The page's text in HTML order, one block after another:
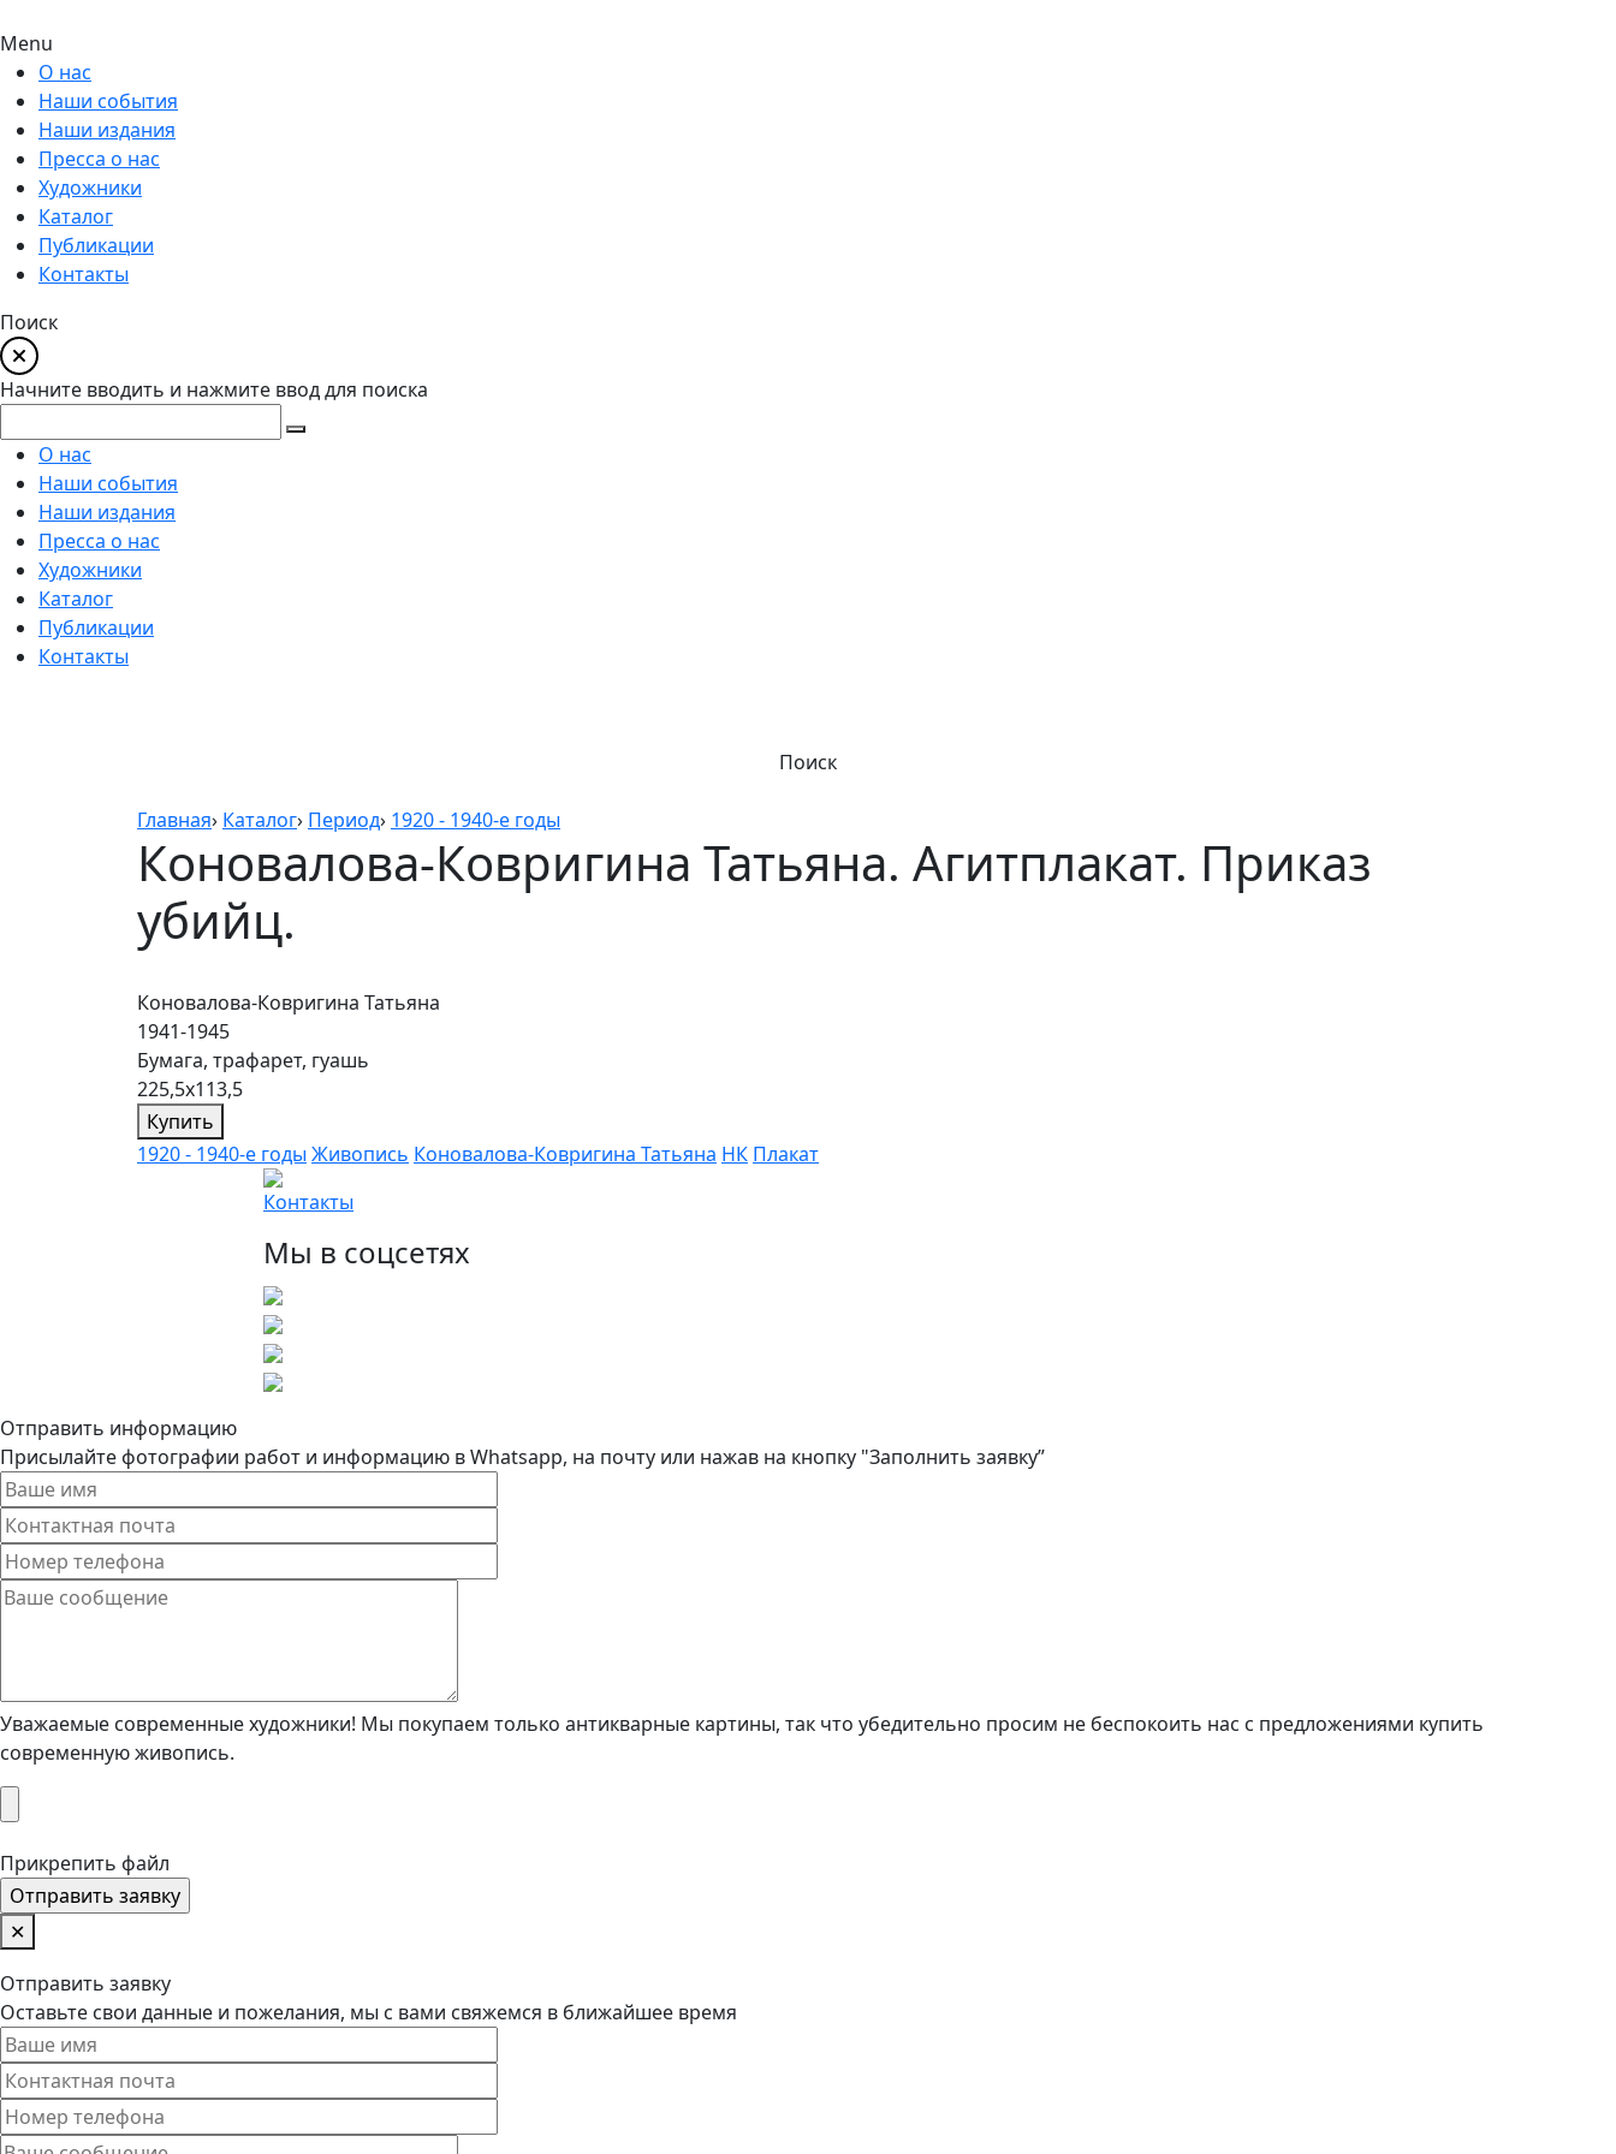
Menu
О нас
Наши события
Наши издания
Пресса о нас
Художники
Каталог
Публикации
Контакты
Поиск
Начните вводить и нажмите ввод для поиска
О нас
Наши события
Наши издания
Пресса о нас
Художники
Каталог
Публикации
Контакты
Поиск
Главная› Каталог› Период› 1920 - 1940-е годы
Коновалова-Ковригина Татьяна. Агитплакат. Приказ
убийц.
Коновалова-Ковригина Татьяна
1941-1945
Бумага, трафарет, гуашь
225,5х113,5
Купить
1920 - 1940-е годы Живопись Коновалова-Ковригина Татьяна НК Плакат
Контакты
Мы в соцсетях
Отправить информацию
Присылайте фотографии работ и информацию в Whatsapp, на почту или нажав на кнопку "Заполнить заявку”
Уважаемые современные художники! Мы покупаем только антикварные картины, так что убедительно просим не беспокоить нас с предложениями купить
современную живопись.
Прикрепить файл
✕
Отправить заявку
Оставьте свои данные и пожелания, мы с вами свяжемся в ближайшее время